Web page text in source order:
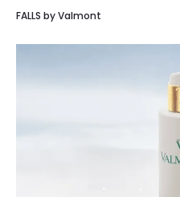
FALLS by Valmont